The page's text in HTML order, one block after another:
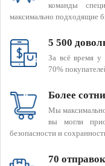
команды
максимально подходящие
5 500
За всё время у
70%
Более
Мы
вы могли
безопасности и
70